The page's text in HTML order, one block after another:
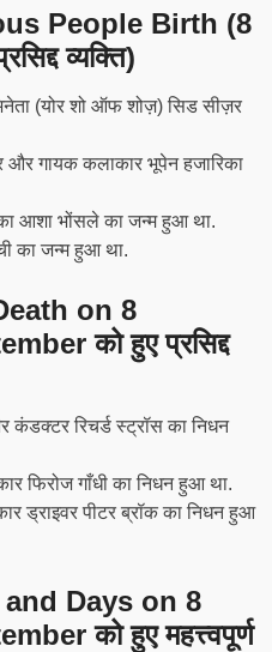
People Birth (8
व्यक्ति)
(योर शो ऑफ शोज़) सिड सीज़र
और गायक कलाकार भूपेन हजारिका
आशा भोंसले का जन्म हुआ था.
का जन्म हुआ था.
on 8
को हुए प्रसिद्द
कंडक्टर रिचर्ड स्ट्रॉस का निधन
फिरोज गाँधी का निधन हुआ था.
ड्राइवर पीटर ब्रॉक का निधन हुआ
Days on 8
को हुए महत्त्वपूर्ण